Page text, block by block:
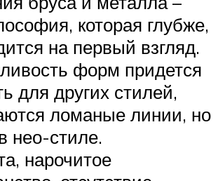
которая глубже,
на первый взгляд.
форм придется
для других стилей,
ломаные линии, но
нео-стиле.
нарочитое